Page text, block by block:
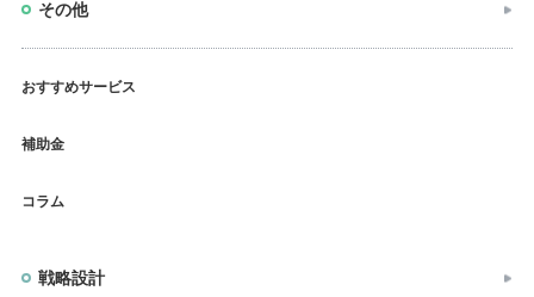
その他
おすすめサービス
補助金
コラム
戦略設計